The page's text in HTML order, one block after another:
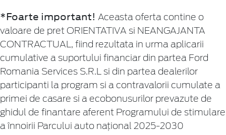
*Foarte important! Aceasta oferta contine o
valoare de pret ORIENTATIVA si NEANGAJANTA
CONTRACTUAL, fiind rezultata in urma aplicarii
cumulative a suportului financiar din partea Ford
Romania Services S.R.L si din partea dealerilor
participanti la program si a contravalorii cumulate a
primei de casare si a ecobonusurilor prevazute de
ghidul de finantare aferent Programului de stimulare
a înnoirii Parcului auto naţional 2025-2030